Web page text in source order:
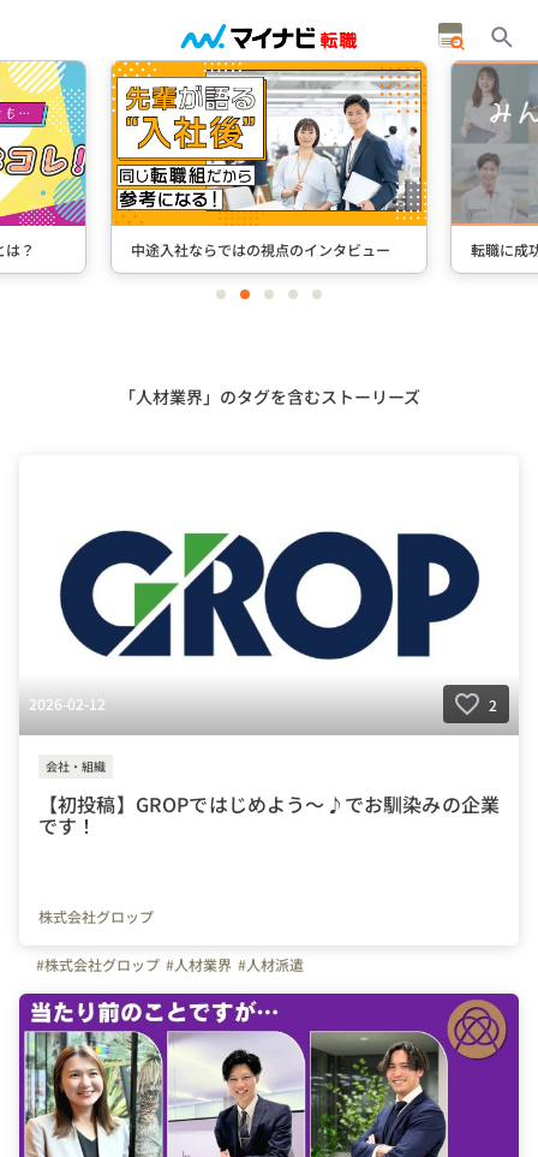
？ 中途入社ならではの視点のインタビュー 転職に成
itemitemitemitemitem
「人材業界」のタグを含むストーリーズ
2026-02-12 2
会社・組織
【初投稿】GROPではじめよう～♪でお馴染みの企業
です！
株式会社グロップ
#株式会社グロップ #人材業界 #人材派遣